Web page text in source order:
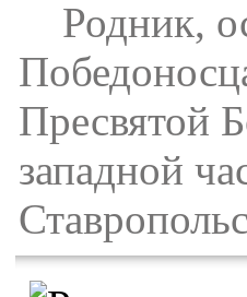
Родник,
Пресвятой
западной